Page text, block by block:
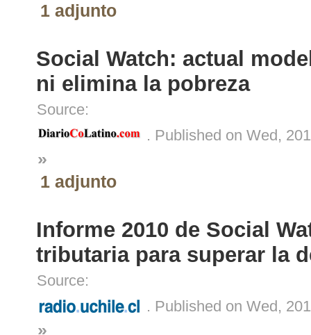
1 adjunto
Social Watch: actual
ni elimina la pobreza
Source:
. Published on Wed,
»
1 adjunto
Informe 2010 de Social
tributaria para superar la
Source:
. Published on Wed,
»